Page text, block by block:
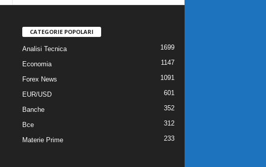
CATEGORIE POPOLARI
Analisi Tecnica 1699
Economia 1147
Forex News 1091
EUR/USD 601
Banche 352
Bce 312
Materie Prime 233